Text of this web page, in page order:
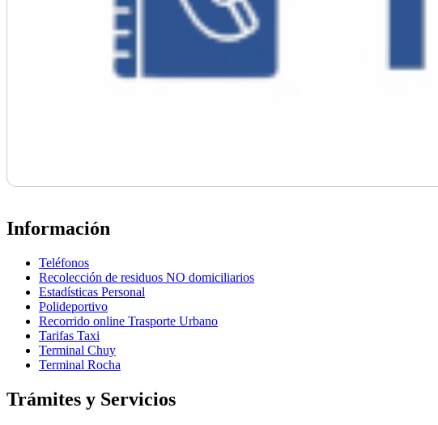
Información
Teléfonos
Recolección de residuos NO domiciliarios
Estadísticas Personal
Polideportivo
Recorrido online Trasporte Urbano
Tarifas Taxi
Terminal Chuy
Terminal Rocha
Trámites y Servicios